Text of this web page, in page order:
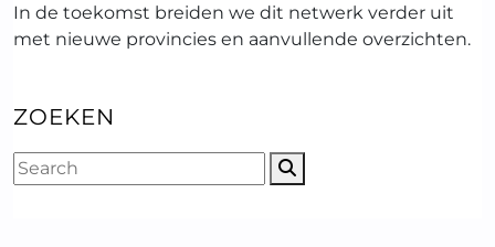
In de toekomst breiden we dit netwerk verder uit
met nieuwe provincies en aanvullende overzichten.
ZOEKEN